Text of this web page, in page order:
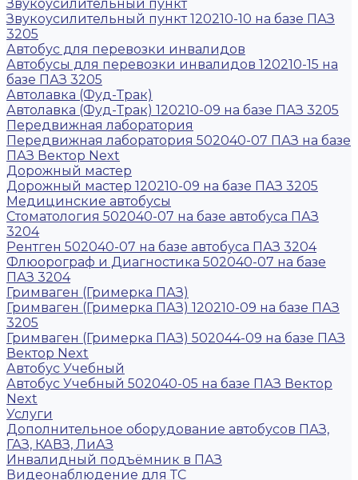
Звукоусилительный пункт
Звукоусилительный пункт 120210-10 на базе ПАЗ
3205
Автобус для перевозки инвалидов
Автобусы для перевозки инвалидов 120210-15 на
базе ПАЗ 3205
Автолавка (Фуд-Трак)
Автолавка (Фуд-Трак) 120210-09 на базе ПАЗ 3205
Передвижная лаборатория
Передвижная лаборатория 502040-07 ПАЗ на базе
ПАЗ Вектор Next
Дорожный мастер
Дорожный мастер 120210-09 на базе ПАЗ 3205
Медицинские автобусы
Стоматология 502040-07 на базе автобуса ПАЗ
3204
Рентген 502040-07 на базе автобуса ПАЗ 3204
Флюорограф и Диагностика 502040-07 на базе
ПАЗ 3204
Гримваген (Гримерка ПАЗ)
Гримваген (Гримерка ПАЗ) 120210-09 на базе ПАЗ
3205
Гримваген (Гримерка ПАЗ) 502044-09 на базе ПАЗ
Вектор Next
Автобус Учебный
Автобус Учебный 502040-05 на базе ПАЗ Вектор
Next
Услуги
Дополнительное оборудование автобусов ПАЗ,
ГАЗ, КАВЗ, ЛиАЗ
Инвалидный подъёмник в ПАЗ
Видеонаблюдение для ТС